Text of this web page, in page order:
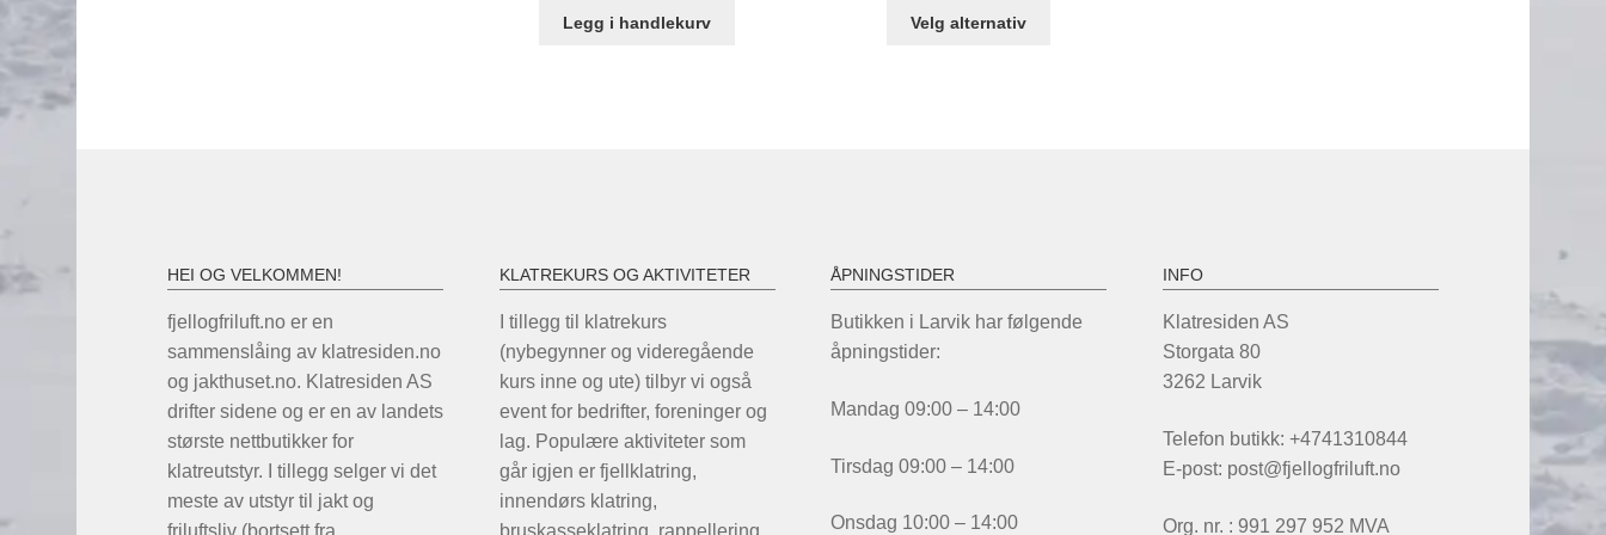
Legg i handlekurv Velg alternativ
HEI OG VELKOMMEN!
fjellogfriluft.no er en
sammenslåing av klatresiden.no
og jakthuset.no. Klatresiden AS
drifter sidene og er en av landets
største nettbutikker for
klatreutstyr. I tillegg selger vi det
meste av utstyr til jakt og
KLATREKURS OG AKTIVITETER
I tillegg til klatrekurs
(nybegynner og videregående
kurs inne og ute) tilbyr vi også
event for bedrifter, foreninger og
lag. Populære aktiviteter som
går igjen er fjellklatring,
innendørs klatring,
ÅPNINGSTIDER
Butikken i Larvik har følgende
åpningstider:
Mandag 09:00 – 14:00
Tirsdag 09:00 – 14:00
Onsdag 10:00 – 14:00
INFO
Klatresiden AS
Storgata 80
3262 Larvik
Telefon butikk: +4741310844
E-post: post@fjellogfriluft.no
Org. nr. : 991 297 952 MVA